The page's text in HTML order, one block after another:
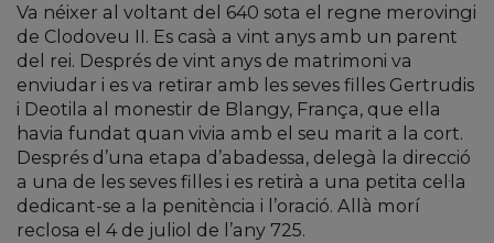
Va néixer al voltant del 640 sota el regne merovingi
de Clodoveu II. Es casà a vint anys amb un parent
del rei. Després de vint anys de matrimoni va
enviudar i es va retirar amb les seves filles Gertrudis
i Deotila al monestir de Blangy, França, que ella
havia fundat quan vivia amb el seu marit a la cort.
Després d’una etapa d’abadessa, delegà la direcció
a una de les seves filles i es retirà a una petita cel·la
dedicant-se a la penitència i l’oració. Allà morí
reclosa el 4 de juliol de l’any 725.